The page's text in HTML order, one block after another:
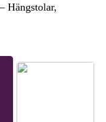
Hängstolar,